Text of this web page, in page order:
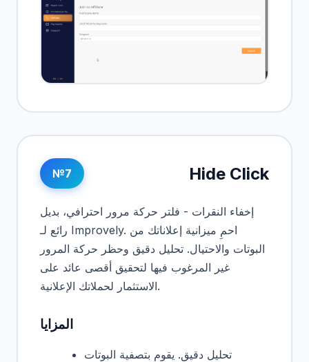
№7 Hide Click
إخفاء النقرات - فلتر حركة مرور احترافي، بديل
رائع لـ Improvely. احمِ ميزانية إعلاناتك من
البوتات والاحتيال. تحليل دقيق وحظر حركة المرور
غير المرغوب فيها لتحقيق أقصى عائد على
الاستثمار لحملاتك الإعلانية.
المزايا
تحليل دقيق. يقوم بتصفية البوتات